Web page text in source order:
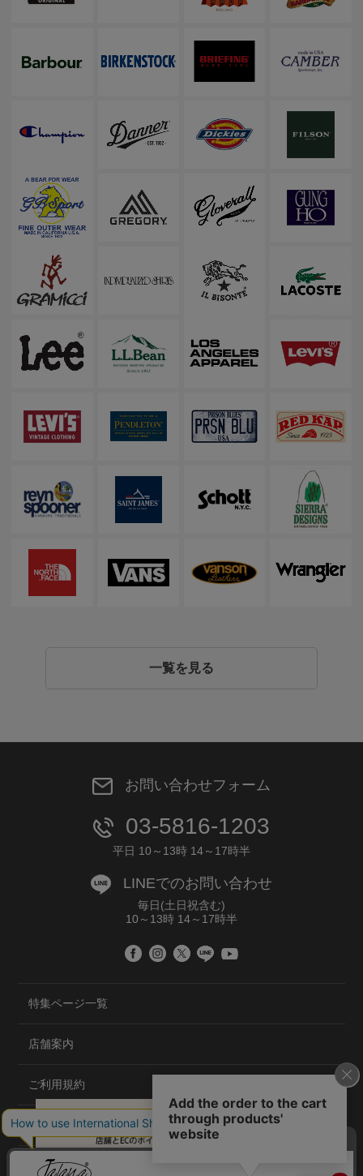
一覧を見る
お問い合わせフォーム
03-5816-1203
平日 10～13時 14～17時半
LINEでのお問い合わせ
毎日(土日祝含む)
10～13時 14～17時半
特集ページ一覧
店舗案内
ご利用規約
プライバシーポリシー
特定商取引法について